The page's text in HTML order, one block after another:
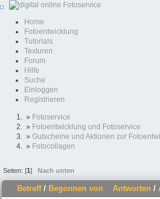
Home
Fotoentwicklung
Tutorials
Texturen
Forum
Hilfe
Suche
Einloggen
Registrieren
» Fotoservice
» Fotoentwicklung und Fotoservice
» Gutscheine und Aktionen zur
» Fotocollagen
Seiten: [1] Nach unten
Betreff/ Begonnen von Antworten /